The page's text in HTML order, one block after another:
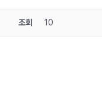
조회 10